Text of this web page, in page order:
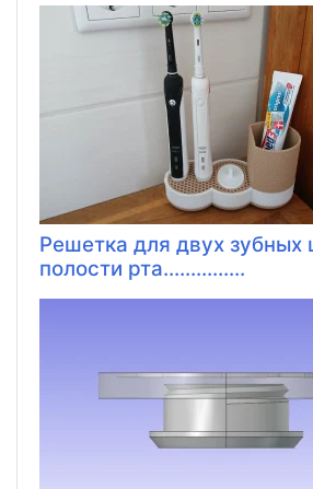
Решетка для двух зубных
полости рта...............